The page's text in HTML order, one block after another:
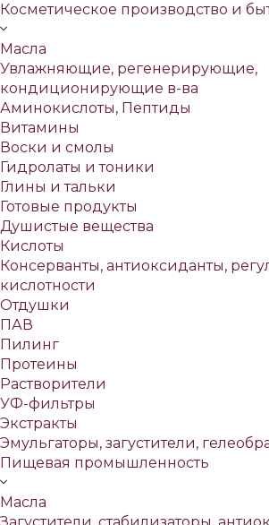
Косметическое производство и
Масла
Увлажняющие, регенерирующие,
кондиционирующие в-ва
Аминокислоты, Пептиды
Витамины
Воски и смолы
Гидролаты и тоники
Глины и тальки
Готовые продукты
Душистые вещества
Кислоты
Консерванты, антиоксиданты,
кислотности
Отдушки
ПАВ
Пилинг
Протеины
Растворители
УФ-фильтры
Экстракты
Эмульгаторы, загустители,
Пищевая промышленность
Масла